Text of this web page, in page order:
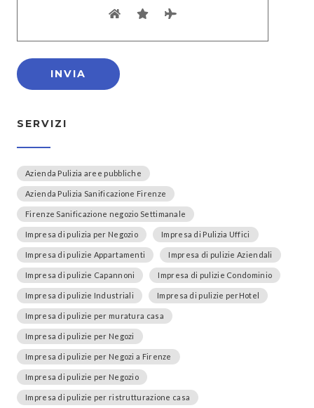
SERVIZI
Azienda Pulizia aree pubbliche
Azienda Pulizia Sanificazione Firenze
Firenze Sanificazione negozio Settimanale
Impresa di pulizia per Negozio Impresa di Pulizia Uffici
Impresa di pulizie Appartamenti Impresa di pulizie Aziendali
Impresa di pulizie Capannoni Impresa di pulizie Condominio
Impresa di pulizie Industriali Impresa di pulizie perHotel
Impresa di pulizie per muratura casa
Impresa di pulizie per Negozi
Impresa di pulizie per Negozi a Firenze
Impresa di pulizie per Negozio
Impresa di pulizie per ristrutturazione casa